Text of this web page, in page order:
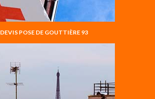
DEVIS POSE DE GOUTTIÈRE 93